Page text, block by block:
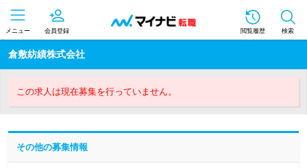
メニュー 会員登録 閲覧履歴 検索
倉敷紡績株式会社
この求人は現在募集を行っていません。
その他の募集情報